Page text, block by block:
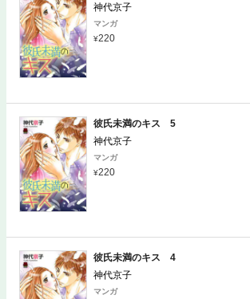
神代京子
マンガ
220
彼氏未満のキス 5
神代京子
マンガ
220
彼氏未満のキス 4
神代京子
マンガ